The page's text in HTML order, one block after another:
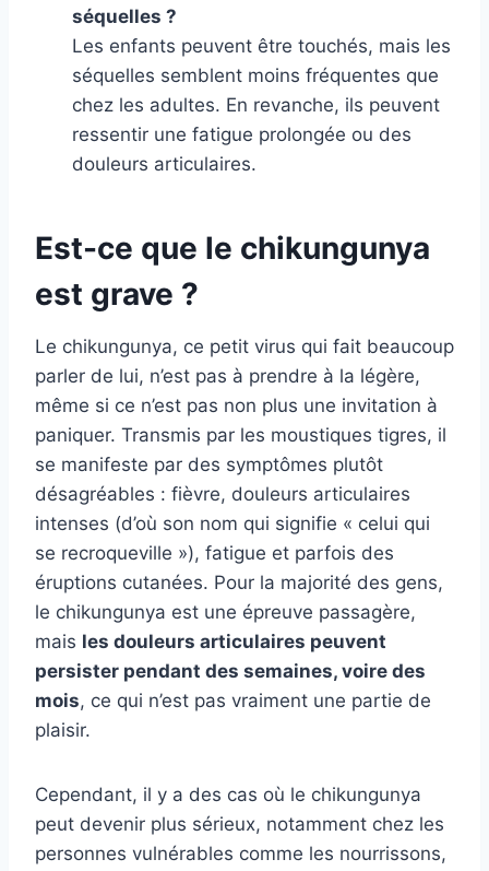
séquelles ?
Les enfants peuvent être touchés, mais les
séquelles semblent moins fréquentes que
chez les adultes. En revanche, ils peuvent
ressentir une fatigue prolongée ou des
douleurs articulaires.
Est-ce que le chikungunya
est grave ?
Le chikungunya, ce petit virus qui fait beaucoup
parler de lui, n’est pas à prendre à la légère,
même si ce n’est pas non plus une invitation à
paniquer. Transmis par les moustiques tigres, il
se manifeste par des symptômes plutôt
désagréables : fièvre, douleurs articulaires
intenses (d’où son nom qui signifie « celui qui
se recroqueville »), fatigue et parfois des
éruptions cutanées. Pour la majorité des gens,
le chikungunya est une épreuve passagère,
mais les douleurs articulaires peuvent
persister pendant des semaines, voire des
mois, ce qui n’est pas vraiment une partie de
plaisir.
Cependant, il y a des cas où le chikungunya
peut devenir plus sérieux, notamment chez les
personnes vulnérables comme les nourrissons,